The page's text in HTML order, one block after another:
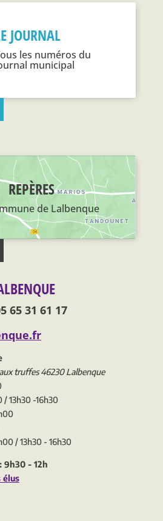
JOURNAL
les numéros du
municipal
REPÈRES
de Lalbenque
65 31 61 17
truffes 46230 Lalbenque
13h30 -16h30
/ 13h30 - 16h30
9h30 - 12h
élus